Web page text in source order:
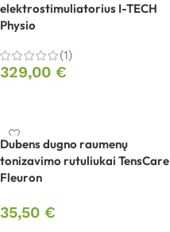
elektrostimuliatorius I-TECH
Physio
(1)
329,00 €
Dubens dugno raumenų
tonizavimo rutuliukai TensCare
Fleuron
35,50 €